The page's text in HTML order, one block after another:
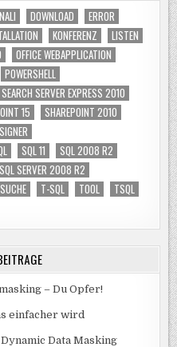
DOWNLOAD
ERROR
KONFERENZ
LISTEN
OFFICE WEBAPPLICATION
POWERSHELL
SEARCH SERVER EXPRESS 2010
15
SHAREPOINT 2010
SQL 11
SQL 2008 R2
SQL SERVER 2008 R2
SUCHE T-SQL TOOL
TSQL
– Du Opfer!
einfacher wird
Data Masking